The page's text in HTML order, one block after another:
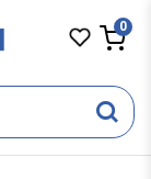
0